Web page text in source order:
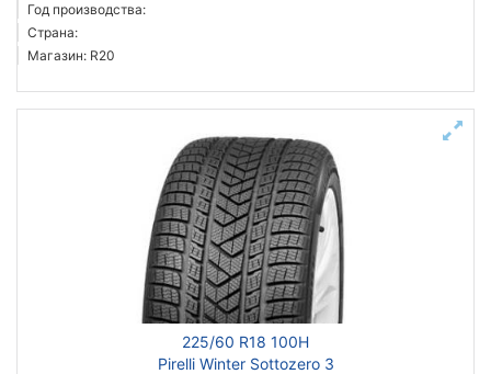
Год производства:
Страна:
Магазин: R20
225/60 R18 100H
Pirelli Winter Sottozero 3